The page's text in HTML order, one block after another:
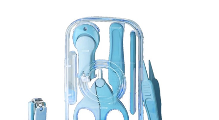
Incubatoare, oparitoare si
Echipamente pentru animale
Aparate de tuns animale
Piese si accesorii aparate de tuns
Tarcuri animale
Semanatori